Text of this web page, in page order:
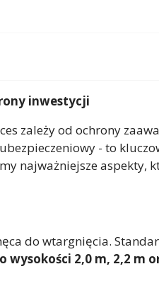
inwestycji
zależy od ochrony
- to
najważniejsze aspekty,
do wtargnięcia.
wysokości 2,0 m, 2,2 m